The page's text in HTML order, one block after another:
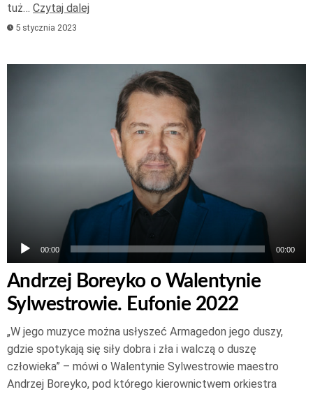
tuż… Czytaj dalej
5 stycznia 2023
00:00 00:00
Andrzej Boreyko o Walentynie
Sylwestrowie. Eufonie 2022
„W jego muzyce można usłyszeć Armagedon jego duszy,
gdzie spotykają się siły dobra i zła i walczą o duszę
człowieka” – mówi o Walentynie Sylwestrowie maestro
Andrzej Boreyko, pod którego kierownictwem orkiestra